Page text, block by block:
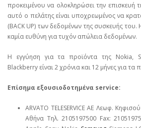
προκειμένου να ολοκληρώσει την επισκευή
αυτό ο πελάτης είναι υποχρεωμένος να
(BACK UP) των δεδομένων της συσκευής του.
καμία ευθύνη για τυχόν απώλεια δεδομένων.
Η εγγύηση για τα προϊόντα της Nokia,
Blackberry είναι 2 χρόνια και 12 μήνες για τα
Επίσημα εξουσιοδοτημένα service:
ARVATO TELESERVICE ΑΕ Λεωφ.
Αθήνα Τηλ. 2105197500 Fax: